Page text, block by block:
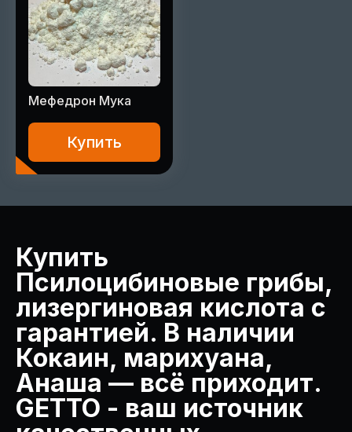
Мефедрон Мука
Купить
Купить
Псилоцибиновые грибы,
лизергиновая кислота с
гарантией. В наличии
Кокаин, марихуана,
Анаша — всё приходит.
GETTO - ваш источник